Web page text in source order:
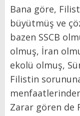
Bana göre,
büyütmüş ve
bazen SSCB
olmuş, İran
ekolü olmuş,
Filistin
Zarar gören de